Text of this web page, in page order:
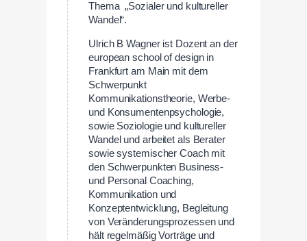
Thema „Sozialer und kultureller
Wandel“.
Ulrich B Wagner ist Dozent an der
european school of design in
Frankfurt am Main mit dem
Schwerpunkt
Kommunikationstheorie, Werbe-
und Konsumentenpsychologie,
sowie Soziologie und kultureller
Wandel und arbeitet als Berater
sowie systemischer Coach mit
den Schwerpunkten Business-
und Personal Coaching,
Kommunikation und
Konzeptentwicklung, Begleitung
von Veränderungsprozessen und
hält regelmäßig Vorträge und